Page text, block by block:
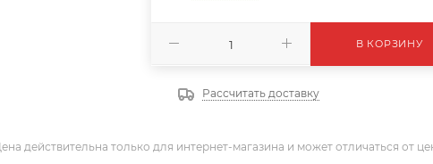
В КОРЗИНУ
Рассчитать доставку
действительна только для интернет-магазина и может отличаться от